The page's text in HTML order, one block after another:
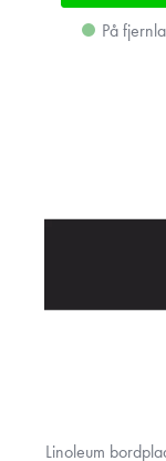
På
Linoleum